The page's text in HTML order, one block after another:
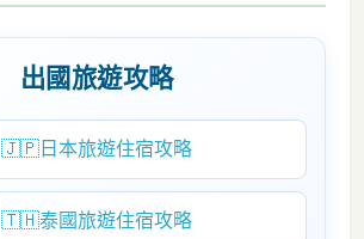
出國旅遊攻略
🇯🇵 日本旅遊住宿攻略
🇹🇭泰國旅遊住宿攻略